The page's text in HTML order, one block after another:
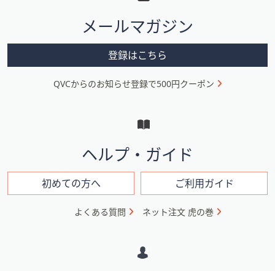
メ
ニ
ン
メールマガジン
登録はこちら
QVCからのお知らせ登録で500円クーポン
ヘルプ・ガイド
初めての方へ ご利用ガイド
よくある質問 ネット注文 虎の巻